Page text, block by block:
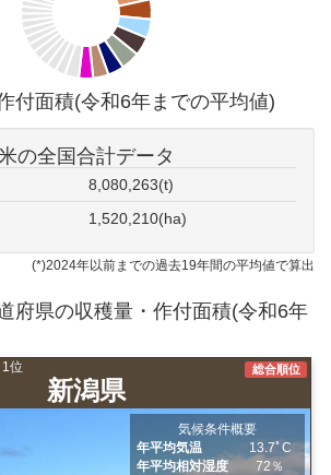
付面積(令和6年までの平均値)
の全国合計データ
8,080,263(t)
1,520,210(ha)
(*)2024年以前までの過去19年間の平均値で算出
府県の収穫量・作付面積(令和6年
位
新潟県
総合順位
気候条件概要
年平均気温
13.7ﾟC
年平均相対湿度
72％